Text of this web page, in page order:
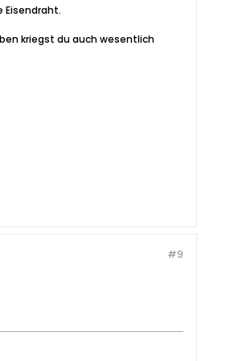
Eisendraht.
kriegst du auch wesentlich
#9